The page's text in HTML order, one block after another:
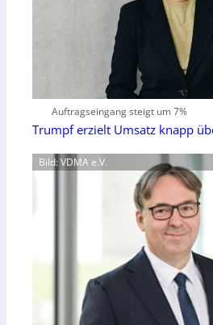
Auftragseingang steigt um 7%
Trumpf erzielt Umsatz knapp
Bild: VDMA e.V.